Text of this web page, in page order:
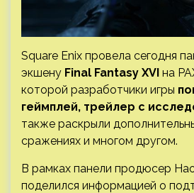
Square Enix провела сегодня
экшену Final Fantasy XVI на
которой разработчики игры
геймплей, трейлер с
также раскрыли
сражениях и многом другом.
В рамках панели продюсер
поделился информацией о